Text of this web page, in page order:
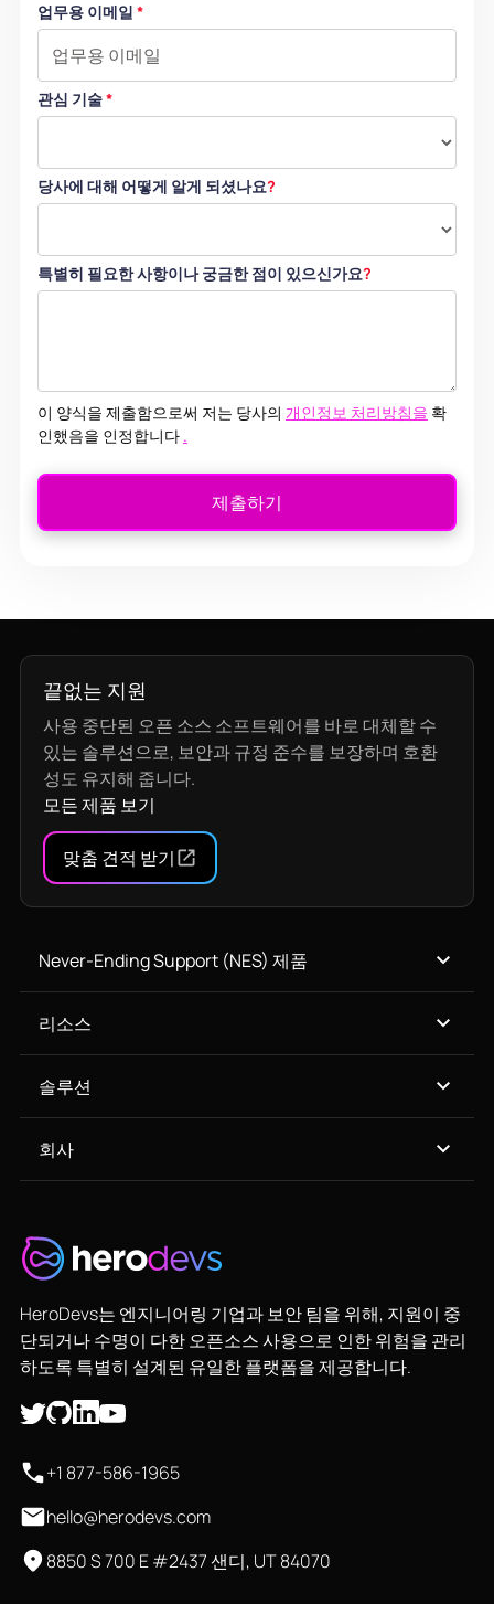
업무용 이메일 *
관심 기술*
당사에 대해 어떻게 알게 되셨나요?
특별히 필요한 사항이나 궁금한 점이 있으신가요?
이 양식을 제출함으로써 저는 당사의 개인정보 처리방침을 확
인했음을 인정합니다 .
끝없는 지원
사용 중단된 오픈 소스 소프트웨어를 바로 대체할 수
있는 솔루션으로, 보안과 규정 준수를 보장하며 호환
성도 유지해 줍니다.
모든 제품 보기
맞춤 견적 받기
Never-Ending Support (NES) 제품
리소스
솔루션
회사
HeroDevs는 엔지니어링 기업과 보안 팀을 위해, 지원이 중
단되거나 수명이 다한 오픈소스 사용으로 인한 위험을 관리
하도록 특별히 설계된 유일한 플랫폼을 제공합니다.
+1 877-586-1965
hello@herodevs.com
8850 S 700 E #2437 샌디, UT 84070